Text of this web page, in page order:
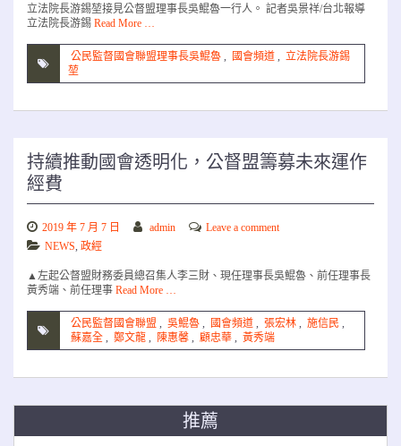
立法院長游錫堃接見公督盟理事長吳鯤魯一行人。 記者吳景祥/台北報導
立法院長游錫 Read More …
公民監督國會聯盟理事長吳鯤魯 , 國會頻道 , 立法院長游錫
堃
持續推動國會透明化，公督盟籌募未來運作
經費
2019 年 7 月 7 日 admin
Leave a comment
NEWS, 政經
▲左起公督盟財務委員總召集人李三財、現任理事長吳鯤魯、前任理事長
黃秀端、前任理事 Read More …
公民監督國會聯盟 , 吳鯤魯 , 國會頻道 , 張宏林 , 施信民 ,
蘇嘉全 , 鄭文龍 , 陳惠馨 , 顧忠華 , 黃秀端
推薦